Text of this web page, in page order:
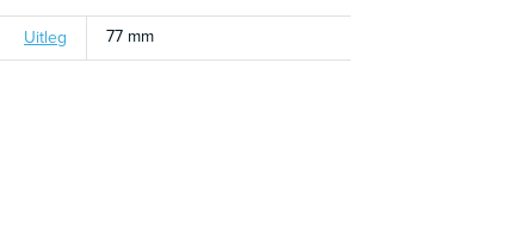
Uitleg 77 mm